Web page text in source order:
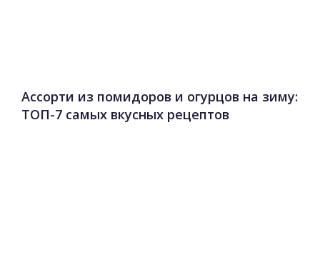
Ассорти из помидоров и огурцов на зиму:
ТОП-7 самых вкусных рецептов